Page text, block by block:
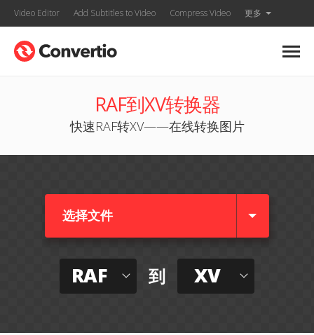
Video Editor Add Subtitles to Video Compress Video 更多
RAF到XV转换器
快速RAF转XV——在线转换图片
选择文件
RAF 到 XV